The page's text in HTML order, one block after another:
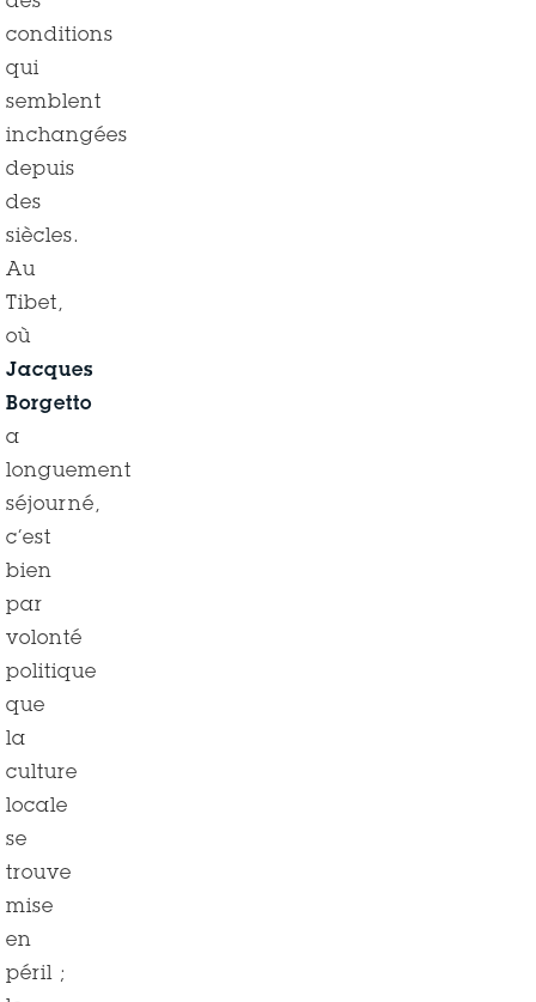
conditions
qui
semblent
inchangées
depuis
des
siècles.
Au
Tibet,
où
Jacques
Borgetto
a
longuement
séjourné,
c’est
bien
par
volonté
politique
que
la
culture
locale
se
trouve
mise
en
péril ;